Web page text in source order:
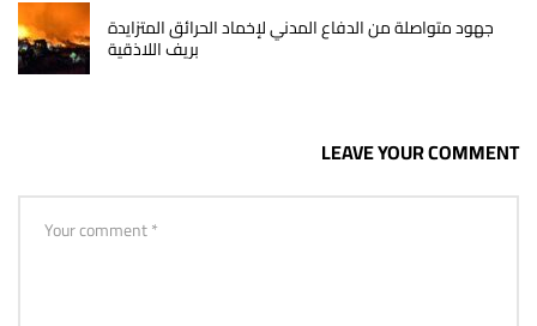
جهود متواصلة من الدفاع المدني لإخماد الحرائق المتزايدة
بريف اللاذقية
LEAVE YOUR COMMENT